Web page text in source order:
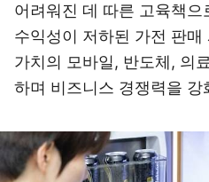
어려워진 데 따른 고육책
수익성이 저하된 가전 판
가치의 모바일, 반도체, 의
하며 비즈니스 경쟁력을 강